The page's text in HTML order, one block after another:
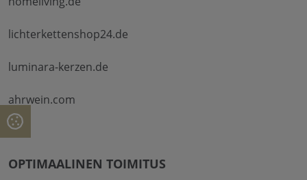
lichterkettenshop24.de
luminara-kerzen.de
ahrwein.com
OPTIMAALINEN TOIMITUS